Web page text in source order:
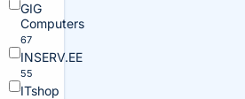
GIG
Computers
67
INSERV.EE
55
ITshop